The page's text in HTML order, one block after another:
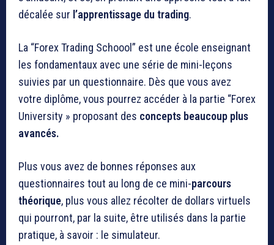
décalée sur l’apprentissage du trading.
La “Forex Trading Schoool” est une école enseignant
les fondamentaux avec une série de mini-leçons
suivies par un questionnaire. Dès que vous avez
votre diplôme, vous pourrez accéder à la partie “Forex
University » proposant des concepts beaucoup plus
avancés.
Plus vous avez de bonnes réponses aux
questionnaires tout au long de ce mini-parcours
théorique, plus vous allez récolter de dollars virtuels
qui pourront, par la suite, être utilisés dans la partie
pratique, à savoir : le simulateur.